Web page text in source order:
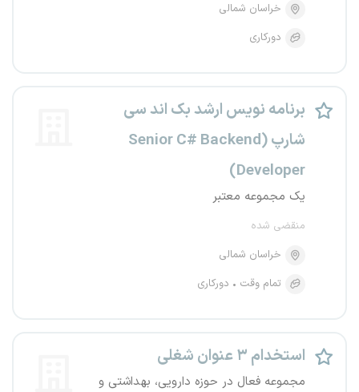
خراسان شمالی
دورکاری
برنامه نویس ارشد بک اند سی
شارپ (Senior C# Backend
Developer)
یک مجموعه معتبر
منقضی شده
خراسان شمالی
تمام وقت
دورکاری
استخدام ۳ عنوان شغلی
مجموعه فعال در حوزه دارویی، بهداشتی و